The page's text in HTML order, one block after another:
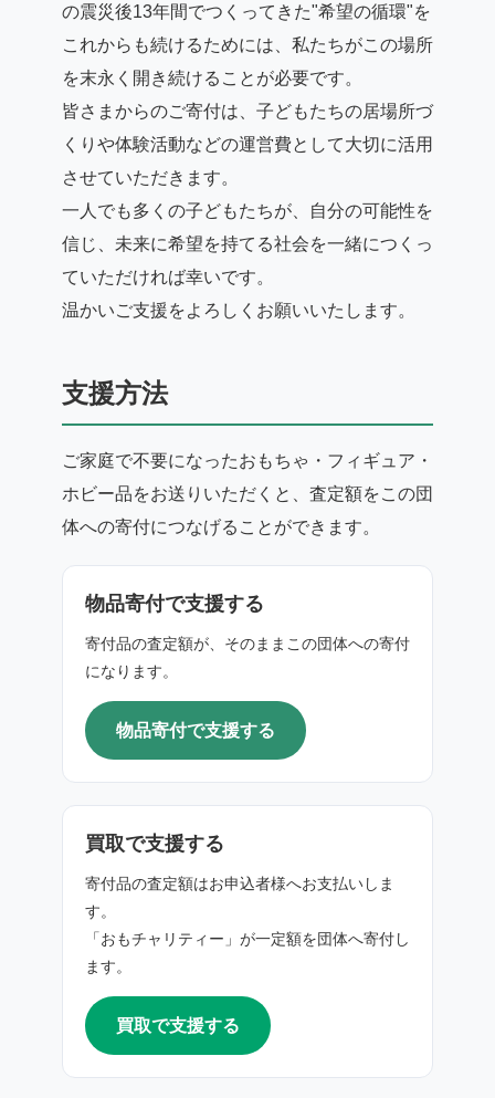
の震災後13年間でつくってきた"希望の循環"を
これからも続けるためには、私たちがこの場所
を末永く開き続けることが必要です。
皆さまからのご寄付は、子どもたちの居場所づ
くりや体験活動などの運営費として大切に活用
させていただきます。
一人でも多くの子どもたちが、自分の可能性を
信じ、未来に希望を持てる社会を一緒につくっ
ていただければ幸いです。
温かいご支援をよろしくお願いいたします。
支援方法
ご家庭で不要になったおもちゃ・フィギュア・
ホビー品をお送りいただくと、査定額をこの団
体への寄付につなげることができます。
物品寄付で支援する
寄付品の査定額が、そのままこの団体への寄付
になります。
物品寄付で支援する
買取で支援する
寄付品の査定額はお申込者様へお支払いしま
す。
「おもチャリティー」が一定額を団体へ寄付し
ます。
買取で支援する